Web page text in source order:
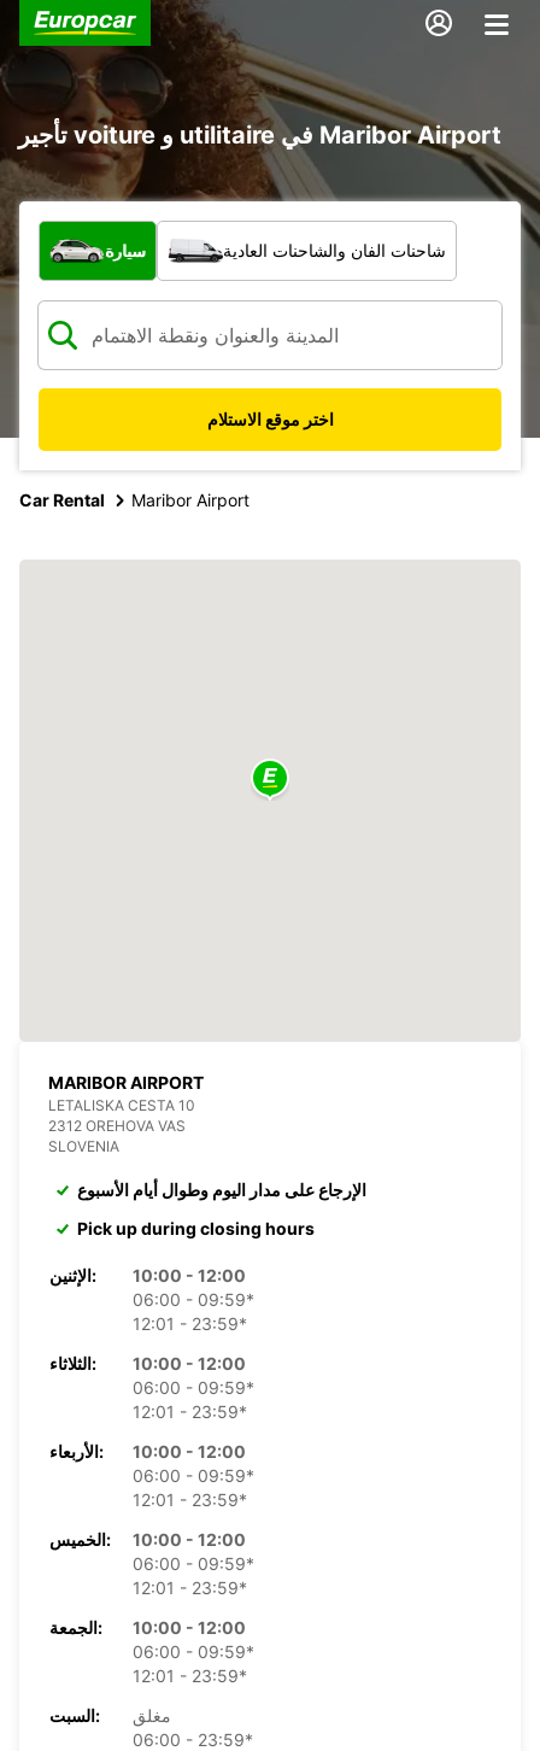
تأجير voiture و utilitaire في Maribor Airport
ما نوع المركبة؟
سيارة شاحنات الفان والشاحنات العادية
اختر موقع الاستلام
Car Rental Maribor Airport
MARIBOR AIRPORT
LETALISKA CESTA 10
2312 OREHOVA VAS
SLOVENIA
الإرجاع على مدار اليوم وطوال أيام الأسبوع
Pick up during closing hours
الإثنين:
10:00 - 12:00
06:00 - 09:59*
12:01 - 23:59*
الثلاثاء:
10:00 - 12:00
06:00 - 09:59*
12:01 - 23:59*
الأربعاء:
10:00 - 12:00
06:00 - 09:59*
12:01 - 23:59*
الخميس:
10:00 - 12:00
06:00 - 09:59*
12:01 - 23:59*
الجمعة:
10:00 - 12:00
06:00 - 09:59*
12:01 - 23:59*
السبت:
مغلق
06:00 - 23:59*